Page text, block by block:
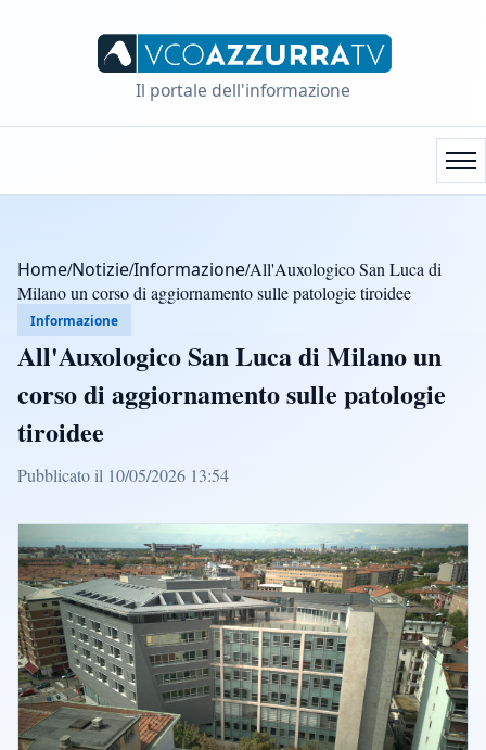
Il portale dell'informazione
Home/Notizie/Informazione/All'Auxologico San Luca di
Milano un corso di aggiornamento sulle patologie tiroidee
Informazione
All'Auxologico San Luca di Milano un
corso di aggiornamento sulle patologie
tiroidee
Pubblicato il 10/05/2026 13:54